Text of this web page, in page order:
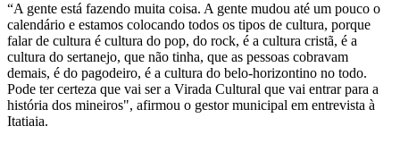
“A gente está fazendo muita coisa. A gente mudou até um pouco o
calendário e estamos colocando todos os tipos de cultura, porque
falar de cultura é cultura do pop, do rock, é a cultura cristã, é a
cultura do sertanejo, que não tinha, que as pessoas cobravam
demais, é do pagodeiro, é a cultura do belo-horizontino no todo.
Pode ter certeza que vai ser a Virada Cultural que vai entrar para a
história dos mineiros", afirmou o gestor municipal em entrevista à
Itatiaia.